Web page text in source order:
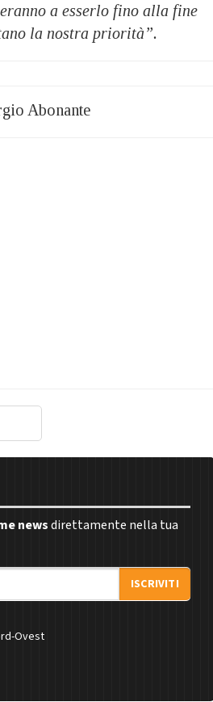
a esserlo fino alla fine
la nostra priorità”.
Abonante
newsdirettamente nella tua
ISCRIVITI
Ovest